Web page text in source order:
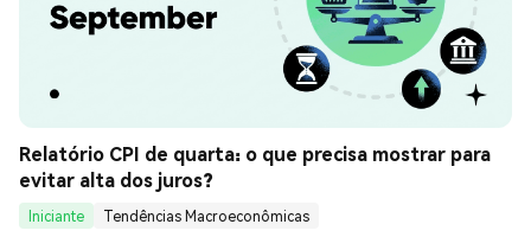
Relatório CPI de quarta: o que precisa mostrar para
evitar alta dos juros?
Iniciante
Tendências Macroeconômicas